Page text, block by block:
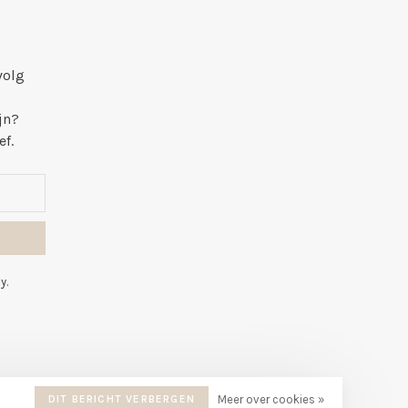
DIT BERICHT VERBERGEN Meer over cookies »